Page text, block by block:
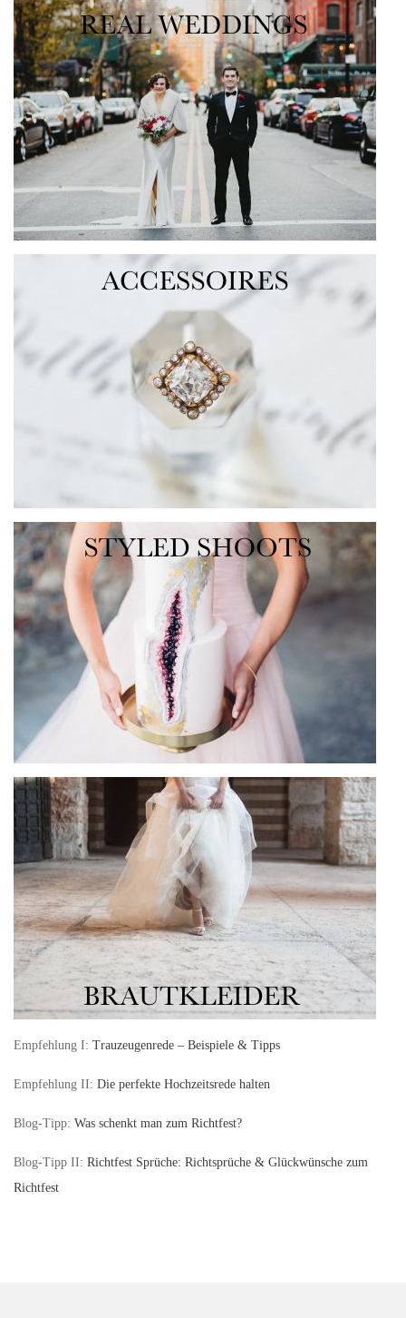
Empfehlung I: Trauzeugenrede – Beispiele & Tipps
Empfehlung II: Die perfekte Hochzeitsrede halten
Blog-Tipp: Was schenkt man zum Richtfest?
Blog-Tipp II: Richtfest Sprüche: Richtsprüche & Glückwünsche zum
Richtfest